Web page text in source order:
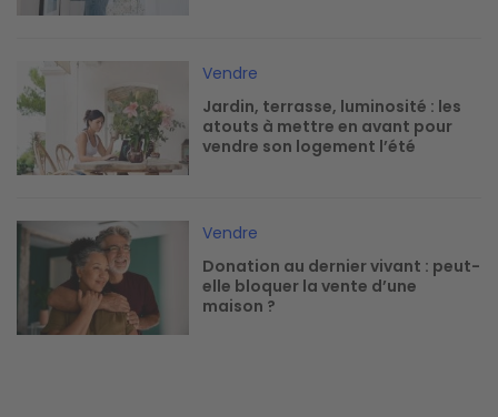
Image
Vendre
Jardin, terrasse, luminosité : les
atouts à mettre en avant pour
vendre son logement l’été
Image
Vendre
Donation au dernier vivant : peut-
elle bloquer la vente d’une
maison ?